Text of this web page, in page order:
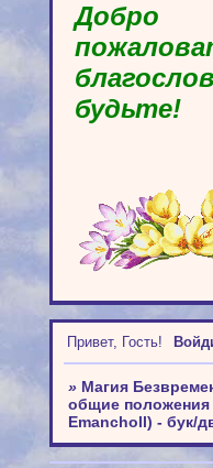
Добро
будьте!
Привет, Гость!
» Магия
общие положения
Emancholl) - бук/